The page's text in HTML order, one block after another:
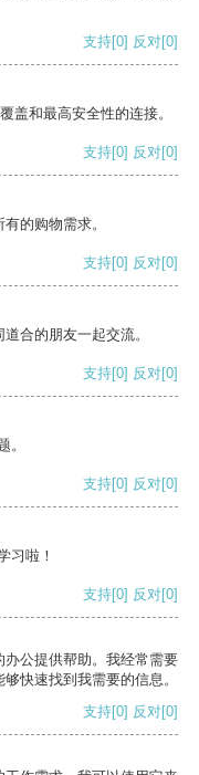
支持[0] 反对[0]
盖和最高安全性的连接。
支持[0] 反对[0]
的购物需求。
支持[0] 反对[0]
合的朋友一起交流。
支持[0] 反对[0]
。
支持[0] 反对[0]
习啦！
支持[0] 反对[0]
公提供帮助。我经常需要
快速找到我需要的信息。
支持[0] 反对[0]